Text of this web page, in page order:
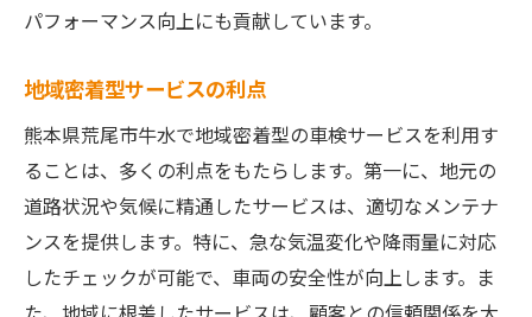
パフォーマンス向上にも貢献しています。
地域密着型サービスの利点
熊本県荒尾市牛水で地域密着型の車検サービスを利用す
ることは、多くの利点をもたらします。第一に、地元の
道路状況や気候に精通したサービスは、適切なメンテナ
ンスを提供します。特に、急な気温変化や降雨量に対応
したチェックが可能で、車両の安全性が向上します。ま